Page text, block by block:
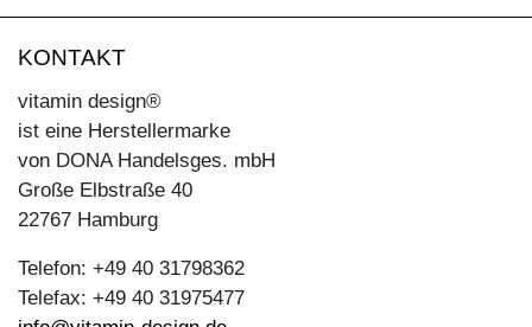
KONTAKT
vitamin design®
ist eine Herstellermarke
von DONA Handelsges. mbH
Große Elbstraße 40
22767 Hamburg
Telefon: +49 40 31798362
Telefax: +49 40 31975477